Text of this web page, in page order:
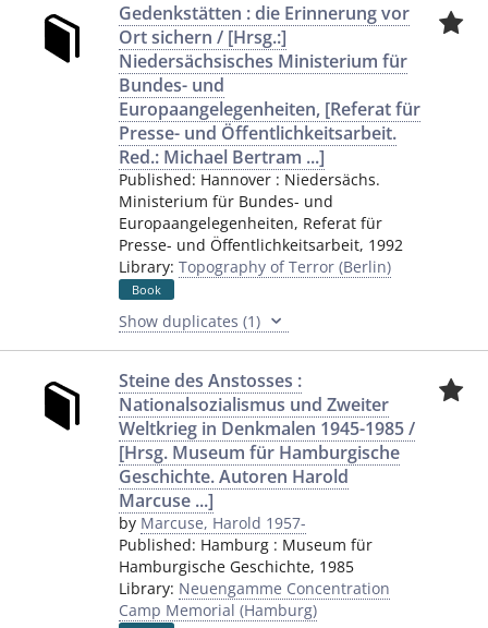
Gedenkstätten : die Erinnerung vor
Ort sichern / [Hrsg.:]
Niedersächsisches Ministerium für
Bundes- und
Europaangelegenheiten, [Referat für
Presse- und Öffentlichkeitsarbeit.
Red.: Michael Bertram ...]
Published: Hannover : Niedersächs.
Ministerium für Bundes- und
Europaangelegenheiten, Referat für
Presse- und Öffentlichkeitsarbeit, 1992
Library: Topography of Terror (Berlin)
Book
Show duplicates (1)
Steine des Anstosses :
Nationalsozialismus und Zweiter
Weltkrieg in Denkmalen 1945-1985 /
[Hrsg. Museum für Hamburgische
Geschichte. Autoren Harold
Marcuse ...]
by Marcuse, Harold 1957-
Published: Hamburg : Museum für
Hamburgische Geschichte, 1985
Library: Neuengamme Concentration
Camp Memorial (Hamburg)